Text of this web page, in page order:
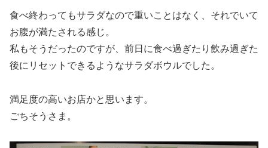
食べ終わってもサラダなので重いことはなく、それでいて
お腹が満たされる感じ。
私もそうだったのですが、前日に食べ過ぎたり飲み過ぎた
後にリセットできるようなサラダボウルでした。
満足度の高いお店かと思います。
ごちそうさま。